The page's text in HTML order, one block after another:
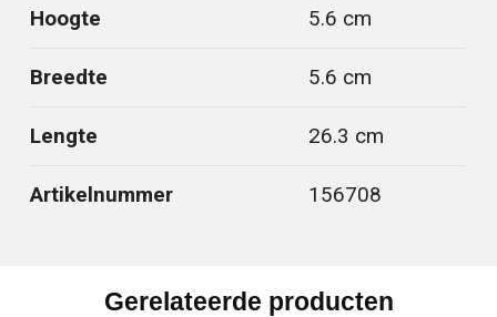
Hoogte 5.6 cm
Breedte 5.6 cm
Lengte 26.3 cm
Artikelnummer 156708
Gerelateerde producten